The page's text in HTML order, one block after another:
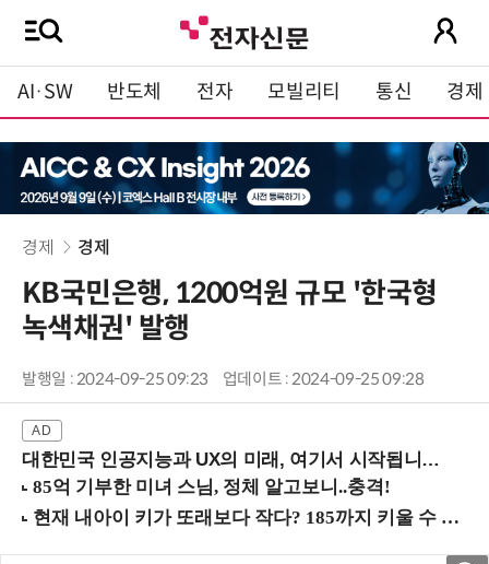
AI·SW 반도체 전자 모빌리티 통신 경제
경제 경제
KB국민은행, 1200억원 규모 '한국형
녹색채권' 발행
발행일 : 2024-09-25 09:23 업데이트 : 2024-09-25 09:28
대한민국 인공지능과 UX의 미래, 여기서 시작됩니다! (9/2 강남역)